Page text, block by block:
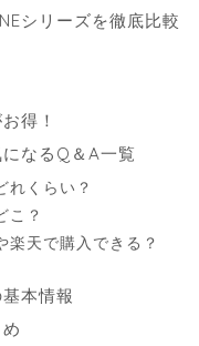
シリーズを徹底比較
得！
なるQ＆A一覧
れくらい？
こ？
楽天で購入できる？
本情報